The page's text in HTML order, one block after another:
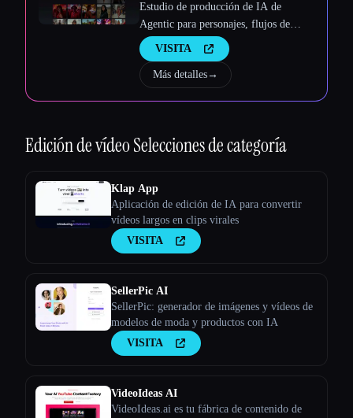
Estudio de producción de IA de
Agentic para personajes, flujos de
trabajo y vídeos coherentes
VISITA
Más detalles→
Edición de vídeoSelecciones de categoría
Klap App
Aplicación de edición de IA para convertir
vídeos largos en clips virales
VISITA
SellerPic AI
SellerPic: generador de imágenes y vídeos de
modelos de moda y productos con IA
VISITA
VideoIdeas AI
VideoIdeas.ai es tu fábrica de contenido de